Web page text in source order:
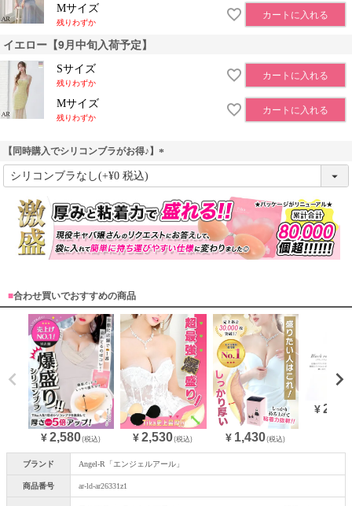
Mサイズ
残りわずか
カートに入れる
イエロー【9月中旬入荷予定】
Sサイズ
残りわずか
カートに入れる
Mサイズ
残りわずか
カートに入れる
【同時購入でシリコンブラがお得♪】
(
)
■合わせ買いでおすすめの商品
¥ 2,580(税込) ¥ 2,530(税込) ¥ 1,430(税込)
¥
ブランド Angel-R「エンジェルアール」
商品番号 ar-ld-ar26331z1